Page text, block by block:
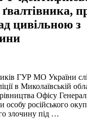
ґвалтівника,
цивільною з
ГУР МО України
в Миколаївській
Офісу
особу російського
злочину під …